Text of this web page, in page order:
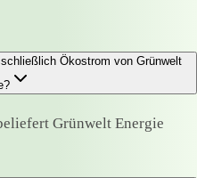
Ökostrom von Grünwelt
Grünwelt Energie